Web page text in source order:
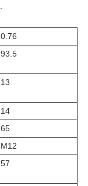
0.76
93.5
13
14
65
М12
57